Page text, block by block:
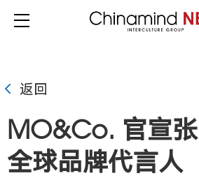
返回
MO&Co. 官宣
全球品牌代言人